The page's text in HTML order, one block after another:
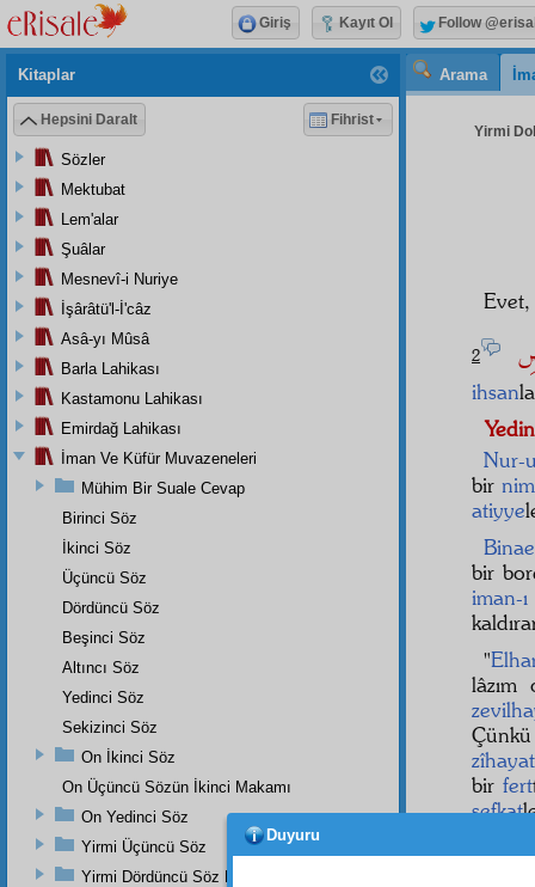
Arama
Yirmi
2
ihsan
Nur-
bir
atiyye
bir
iman-
"
zîhayat
birfert
şefkat
Kitaplar
Hepsini Daralt Fihrist
Sözler
Mektubat
Lem'alar
Şuâlar
Mesnevî-i Nuriye
İşârâtü'l-İ'câz
Asâ-yı Mûsâ
Barla Lahikası
Kastamonu Lahikası
Emirdağ Lahikası
İman Ve Küfür Muvazeneleri
Mühim Bir Suale Cevap
Birinci Söz
İkinci Söz
Üçüncü Söz
Dördüncü Söz
Beşinci Söz
Altıncı Söz
Yedinci Söz
Sekizinci Söz
On İkinci Söz
On Üçüncü Sözün İkinci Makamı
On Yedinci Söz
Yirmi Üçüncü Söz
Yirmi Dördüncü Söz Beşinci Dal
Giriş Kayıt Ol Follow
Duyuru